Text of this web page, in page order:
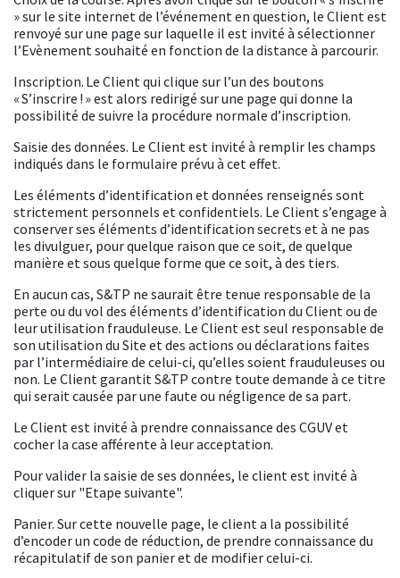
» sur le site internet de l’événement en question, le Client est
renvoyé sur une page sur laquelle il est invité à sélectionner
l’Evènement souhaité en fonction de la distance à parcourir.
Inscription. Le Client qui clique sur l’un des boutons
« S’inscrire ! » est alors redirigé sur une page qui donne la
possibilité de suivre la procédure normale d’inscription.
Saisie des données. Le Client est invité à remplir les champs
indiqués dans le formulaire prévu à cet effet.
Les éléments d’identification et données renseignés sont
strictement personnels et confidentiels. Le Client s’engage à
conserver ses éléments d’identification secrets et à ne pas
les divulguer, pour quelque raison que ce soit, de quelque
manière et sous quelque forme que ce soit, à des tiers.
En aucun cas, S&TP ne saurait être tenue responsable de la
perte ou du vol des éléments d’identification du Client ou de
leur utilisation frauduleuse. Le Client est seul responsable de
son utilisation du Site et des actions ou déclarations faites
par l’intermédiaire de celui-ci, qu’elles soient frauduleuses ou
non. Le Client garantit S&TP contre toute demande à ce titre
qui serait causée par une faute ou négligence de sa part.
Le Client est invité à prendre connaissance des CGUV et
cocher la case afférente à leur acceptation.
Pour valider la saisie de ses données, le client est invité à
cliquer sur "Etape suivante".
Panier. Sur cette nouvelle page, le client a la possibilité
d’encoder un code de réduction, de prendre connaissance du
récapitulatif de son panier et de modifier celui-ci.